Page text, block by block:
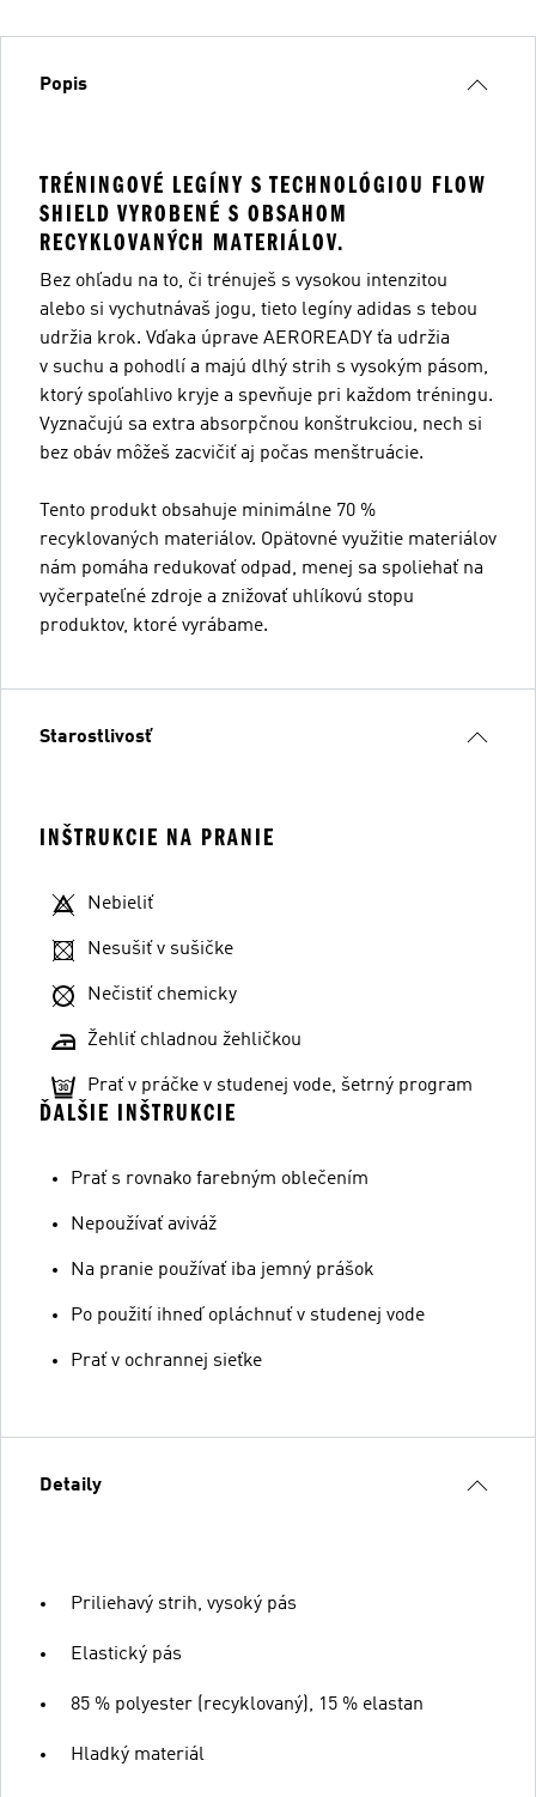
Popis
TRÉNINGOVÉ LEGÍNY S TECHNOLÓGIOU FLOW
SHIELD VYROBENÉ S OBSAHOM
RECYKLOVANÝCH MATERIÁLOV.
Bez ohľadu na to, či trénuješ s vysokou intenzitou
alebo si vychutnávaš jogu, tieto legíny adidas s tebou
udržia krok. Vďaka úprave AEROREADY ťa udržia
v suchu a pohodlí a majú dlhý strih s vysokým pásom,
ktorý spoľahlivo kryje a spevňuje pri každom tréningu.
Vyznačujú sa extra absorpčnou konštrukciou, nech si
bez obáv môžeš zacvičiť aj počas menštruácie.
Tento produkt obsahuje minimálne 70 %
recyklovaných materiálov. Opätovné využitie materiálov
nám pomáha redukovať odpad, menej sa spoliehať na
vyčerpateľné zdroje a znižovať uhlíkovú stopu
produktov, ktoré vyrábame.
Starostlivosť
INŠTRUKCIE NA PRANIE
Nebieliť
Nesušiť v sušičke
Nečistiť chemicky
Žehliť chladnou žehličkou
Prať v práčke v studenej vode, šetrný program
ĎALŠIE INŠTRUKCIE
Prať s rovnako farebným oblečením
Nepoužívať aviváž
Na pranie používať iba jemný prášok
Po použití ihneď opláchnuť v studenej vode
Prať v ochrannej sieťke
Detaily
Priliehavý strih, vysoký pás
Elastický pás
85 % polyester (recyklovaný), 15 % elastan
Hladký materiál